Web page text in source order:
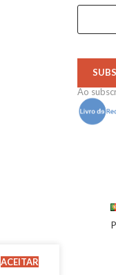
Ao
ACEITAR